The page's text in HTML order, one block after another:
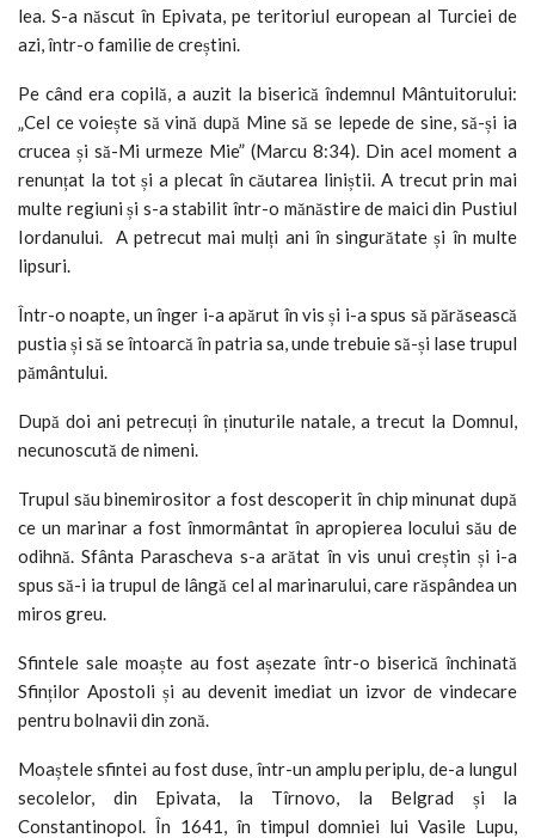
lea. S-a născut în Epivata, pe teritoriul european al Turciei de
azi, într-o familie de creștini.
Pe când era copilă, a auzit la biserică îndemnul Mântuitorului:
„Cel ce voiește să vină după Mine să se lepede de sine, să-și ia
crucea și să-Mi urmeze Mie” (Marcu 8:34). Din acel moment a
renunțat la tot și a plecat în căutarea liniștii. A trecut prin mai
multe regiuni și s-a stabilit într-o mănăstire de maici din Pustiul
Iordanului. A petrecut mai mulți ani în singurătate și în multe
lipsuri.
Într-o noapte, un înger i-a apărut în vis și i-a spus să părăsească
pustia și să se întoarcă în patria sa, unde trebuie să-și lase trupul
pământului.
După doi ani petrecuți în ținuturile natale, a trecut la Domnul,
necunoscută de nimeni.
Trupul său binemirositor a fost descoperit în chip minunat după
ce un marinar a fost înmormântat în apropierea locului său de
odihnă. Sfânta Parascheva s-a arătat în vis unui creștin și i-a
spus să-i ia trupul de lângă cel al marinarului, care răspândea un
miros greu.
Sfintele sale moaște au fost așezate într-o biserică închinată
Sfinților Apostoli și au devenit imediat un izvor de vindecare
pentru bolnavii din zonă.
Moaștele sfintei au fost duse, într-un amplu periplu, de-a lungul
secolelor, din Epivata, la Tîrnovo, la Belgrad și la
Constantinopol. În 1641, în timpul domniei lui Vasile Lupu,